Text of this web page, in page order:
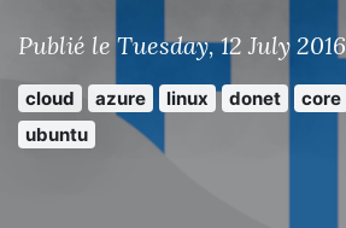
Publié le Tuesday, 12 July 2016
cloud azure linux donet core
ubuntu